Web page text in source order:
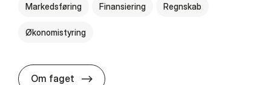
Markedsføring Finansiering Regnskab
Økonomistyring
Om faget about